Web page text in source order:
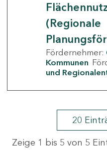
(Regionale
Fördernehmer:
Kommunen
und
20
Zeige 1 bis 5 von 5